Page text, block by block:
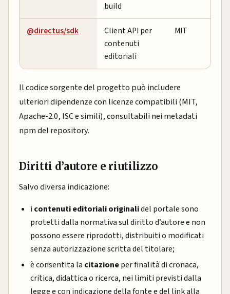
build
@directus/sdk
Client API per
contenuti
editoriali
MIT
Il codice sorgente del progetto può includere
ulteriori dipendenze con licenze compatibili (MIT,
Apache-2.0, ISC e simili), consultabili nei metadati
npm del repository.
Diritti d’autore e riutilizzo
Salvo diversa indicazione:
i contenuti editoriali originalidel portale sono
protetti dalla normativa sul diritto d’autore e non
possono essere riprodotti, distribuiti o modificati
senza autorizzazione scritta del titolare;
è consentita la citazioneper finalità di cronaca,
critica, didattica o ricerca, nei limiti previsti dalla
legge e con indicazione della fonte e del link alla